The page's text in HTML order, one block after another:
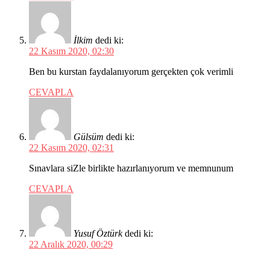
İlkim dedi ki:
22 Kasım 2020, 02:30
Ben bu kurstan faydalanıyorum gerçekten çok verimli
CEVAPLA
Gülsüm dedi ki:
22 Kasım 2020, 02:31
Sınavlara siZle birlikte hazırlanıyorum ve memnunum
CEVAPLA
Yusuf Öztürk dedi ki:
22 Aralık 2020, 00:29